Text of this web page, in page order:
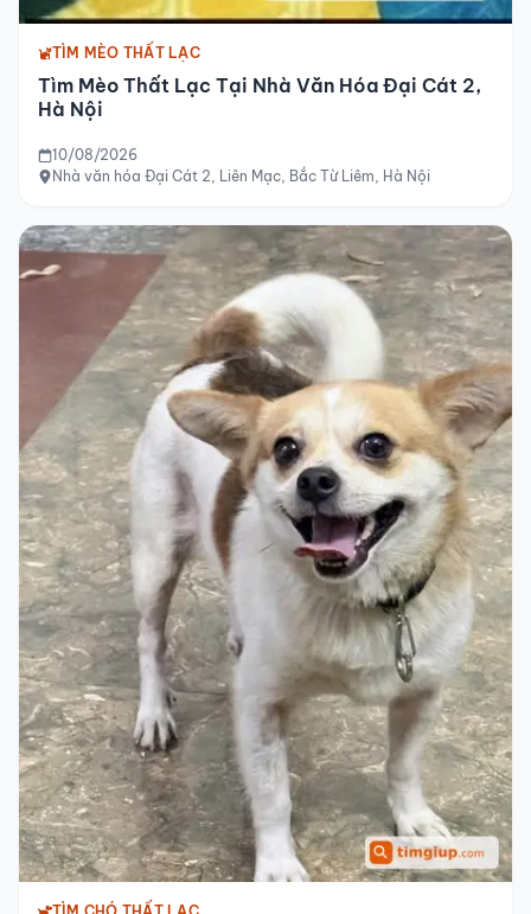
TÌM MÈO THẤT LẠC
Tìm Mèo Thất Lạc Tại Nhà Văn Hóa Đại Cát 2,
Hà Nội
10/08/2026
Nhà văn hóa Đại Cát 2, Liên Mạc, Bắc Từ Liêm, Hà Nội